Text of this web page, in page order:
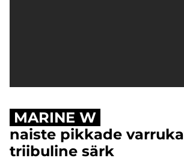
MARINE W
naiste pikkade
triibuline särk